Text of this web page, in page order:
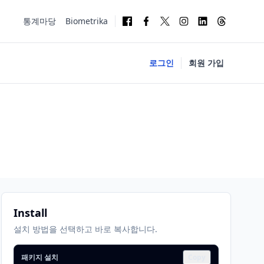
통계마당 Biometrika
로그인 회원 가입
Install
설치 방법을 선택하고 바로 복사합니다.
패키지 설치